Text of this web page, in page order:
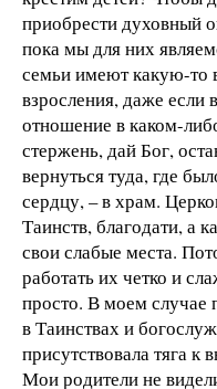
приобрести духовный
пока мы для них
семьи имеют какую-то
взросления, даже если
отношение в каком-
стержень, дай Бог,
вернуться туда, где
сердцу, – в храм.
Таинств, благодати, а
свои слабые места.
работать их четко и
просто. В моем случае
в Таинствах и
присутствовала тяга к
Мои родители не